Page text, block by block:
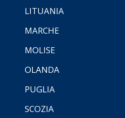
LITUANIA
MARCHE
MOLISE
OLANDA
PUGLIA
SCOZIA